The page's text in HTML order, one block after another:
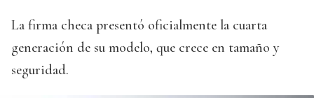
La firma checa presentó oficialmente la cuarta
generación de su modelo, que crece en tamaño y
seguridad.